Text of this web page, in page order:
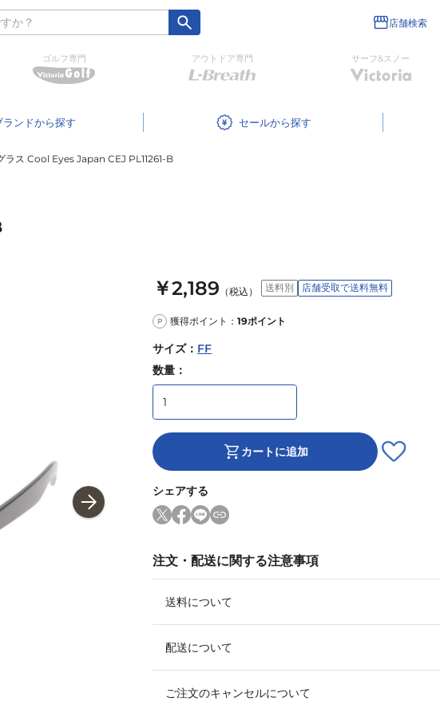
店舗検索
ゴルフ専門 アウトドア専門 サーフ&スノー
ランド セール
ラス Cool Eyes Japan CEJ PL11261-B
￥2,189 （税込） 送料別 店舗受取で送料無料
P 獲得ポイント： 19ポイント
サイズ： FF
数量：
カートに追加
シェアする
注文・配送に関する注意事項
送料について
配送について
ご注文のキャンセルについて